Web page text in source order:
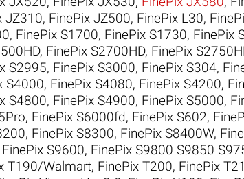
JZ310, FinePix JZ500, FinePix L30,
, FinePix S1700, FinePix S1730, FinePix
, FinePix S2700HD, FinePix
S2995, FinePix S3000, FinePix S304,
S4000, FinePix S4080, FinePix S4200,
S4800, FinePix S4900, FinePix S5000,
, FinePix S6000fd, FinePix S602,
, FinePix S8300, FinePix S8400W,
FinePix S9600, FinePix S9800 S9850
T190/Walmart, FinePix T200, FinePix